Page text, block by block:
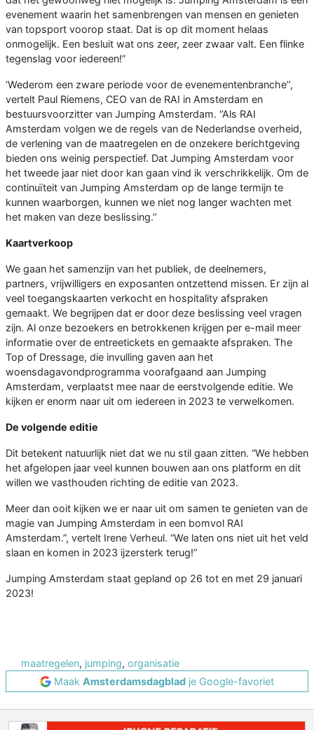
evenement waarin het samenbrengen van mensen en genieten
van topsport voorop staat. Dat is op dit moment helaas
onmogelijk. Een besluit wat ons zeer, zeer zwaar valt. Een flinke
tegenslag voor iedereen!”
‘Wederom een zware periode voor de evenementenbranche’’,
vertelt Paul Riemens, CEO van de RAI in Amsterdam en
bestuursvoorzitter van Jumping Amsterdam. ‘’Als RAI
Amsterdam volgen we de regels van de Nederlandse overheid,
de verlening van de maatregelen en de onzekere berichtgeving
bieden ons weinig perspectief. Dat Jumping Amsterdam voor
het tweede jaar niet door kan gaan vind ik verschrikkelijk. Om de
continuïteit van Jumping Amsterdam op de lange termijn te
kunnen waarborgen, kunnen we niet nog langer wachten met
het maken van deze beslissing.’’
Kaartverkoop
We gaan het samenzijn van het publiek, de deelnemers,
partners, vrijwilligers en exposanten ontzettend missen. Er zijn al
veel toegangskaarten verkocht en hospitality afspraken
gemaakt. We begrijpen dat er door deze beslissing veel vragen
zijn. Al onze bezoekers en betrokkenen krijgen per e-mail meer
informatie over de entreetickets en gemaakte afspraken. The
Top of Dressage, die invulling gaven aan het
woensdagavondprogramma voorafgaand aan Jumping
Amsterdam, verplaatst mee naar de eerstvolgende editie. We
kijken er enorm naar uit om iedereen in 2023 te verwelkomen.
De volgende editie
Dit betekent natuurlijk niet dat we nu stil gaan zitten. “We hebben
het afgelopen jaar veel kunnen bouwen aan ons platform en dit
willen we vasthouden richting de editie van 2023.
Meer dan ooit kijken we er naar uit om samen te genieten van de
magie van Jumping Amsterdam in een bomvol RAI
Amsterdam.”, vertelt Irene Verheul. “We laten ons niet uit het veld
slaan en komen in 2023 ijzersterk terug!”
Jumping Amsterdam staat gepland op 26 tot en met 29 januari
2023!
maatregelen, jumping, organisatie
Maak Amsterdamsdagblad je Google-favoriet